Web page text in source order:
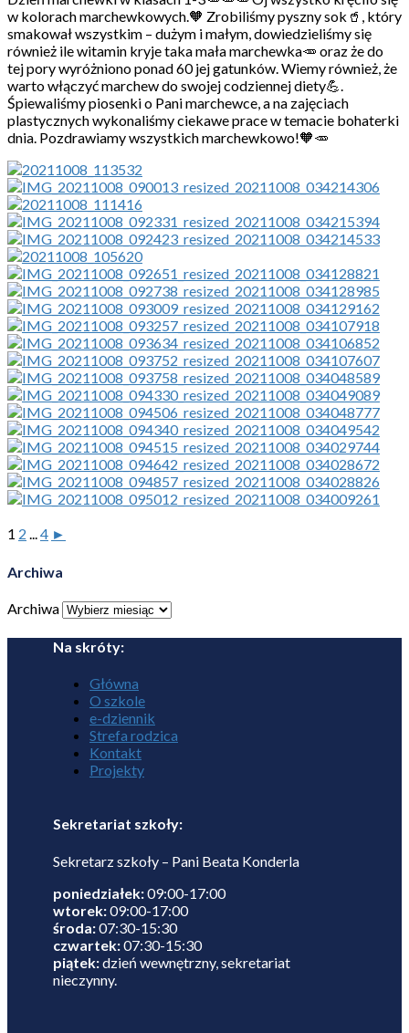
w kolorach marchewkowych.🧡 Zrobiliśmy pyszny sok🥤, który
smakował wszystkim – dużym i małym, dowiedzieliśmy się
również ile witamin kryje taka mała marchewka🥕 oraz że do
tej pory wyróżniono ponad 60 jej gatunków. Wiemy również, że
warto włączyć marchew do swojej codziennej diety💪.
Śpiewaliśmy piosenki o Pani marchewce, a na zajęciach
plastycznych wykonaliśmy ciekawe prace w temacie bohaterki
dnia. Pozdrawiamy wszystkich marchewkowo!🧡🥕
1 2 ...4 ►
Archiwa
Archiwa
Na skróty:
Główna
O szkole
e-dziennik
Strefa rodzica
Kontakt
Projekty
Sekretariat szkoły:
Sekretarz szkoły – Pani Beata Konderla
poniedziałek:09:00-17:00
wtorek:09:00-17:00
środa:07:30-15:30
czwartek:07:30-15:30
piątek:dzień wewnętrzny, sekretariat
nieczynny.